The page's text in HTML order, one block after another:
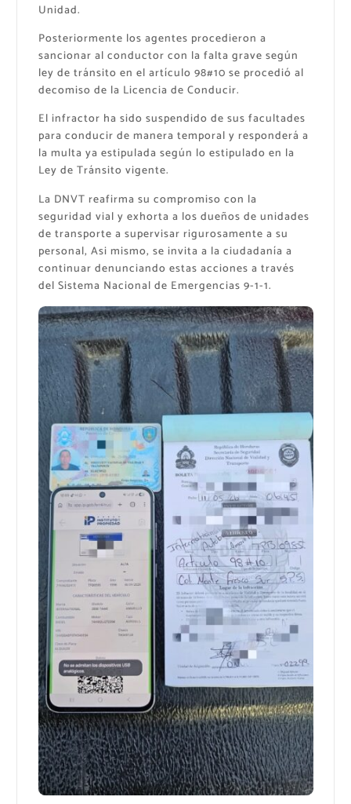
Unidad.
Posteriormente los agentes procedieron a
sancionar al conductor con la falta grave según
ley de tránsito en el artículo 98#10 se procedió al
decomiso de la Licencia de Conducir.
El infractor ha sido suspendido de sus facultades
para conducir de manera temporal y responderá a
la multa ya estipulada según lo estipulado en la
Ley de Tránsito vigente.
​La DNVT reafirma su compromiso con la
seguridad vial y exhorta a los dueños de unidades
de transporte a supervisar rigurosamente a su
personal, Asi mismo, se invita a la ciudadanía a
continuar denunciando estas acciones a través
del Sistema Nacional de Emergencias 9-1-1.